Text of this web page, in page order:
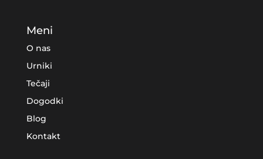
Meni
O nas
Urniki
Tečaji
Dogodki
Blog
Kontakt